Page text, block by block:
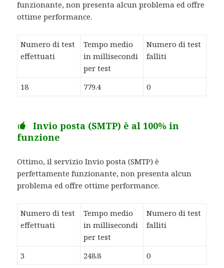
funzionante, non presenta alcun problema ed offre
ottime performance.
Numero di test
effettuati
Tempo medio
in millisecondi
per test
Numero di test
falliti
18 779.4 0
Invio posta (SMTP) è al 100% in
funzione
Ottimo, il servizio Invio posta (SMTP) è
perfettamente funzionante, non presenta alcun
problema ed offre ottime performance.
Numero di test
effettuati
Tempo medio
in millisecondi
per test
Numero di test
falliti
3 248.8 0